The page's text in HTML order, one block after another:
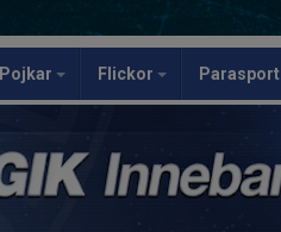
Pojkar Flickor Parasport